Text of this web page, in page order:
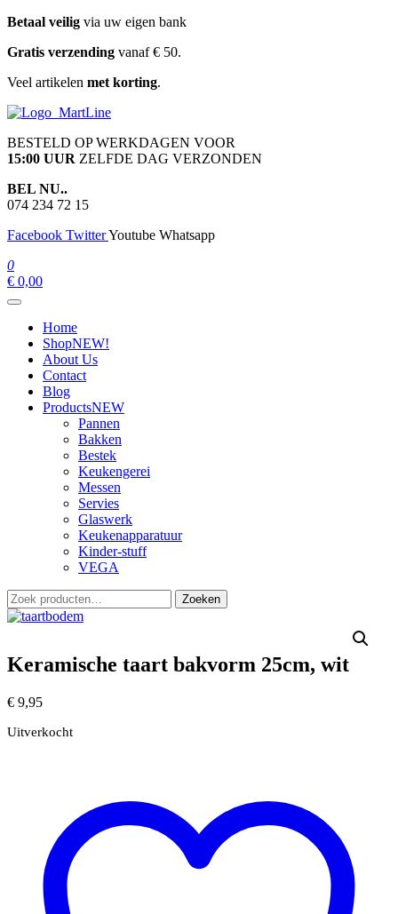
Ga
de
Betaal veilig via uw eigen bank
Gratis verzending vanaf € 50.
Veel artikelen met korting.
martline.nl
BESTELD OP WERKDAGEN VOOR
15:00 UUR ZELFDE DAG VERZONDEN
BEL NU..
074 234 72 15
Facebook TwitterYoutube Whatsapp
0
€ 0,00
Home
ShopNEW!
About Us
Contact
Blog
ProductsNEW
Pannen
Bakken
Bestek
Keukengerei
Messen
Servies
Glaswerk
Keukenapparatuur
Kinder-stuff
VEGA
Zoeken
naar:
Zoeken
Keramische taart bakvorm 25cm, wit
€ 9,95
Uitverkocht